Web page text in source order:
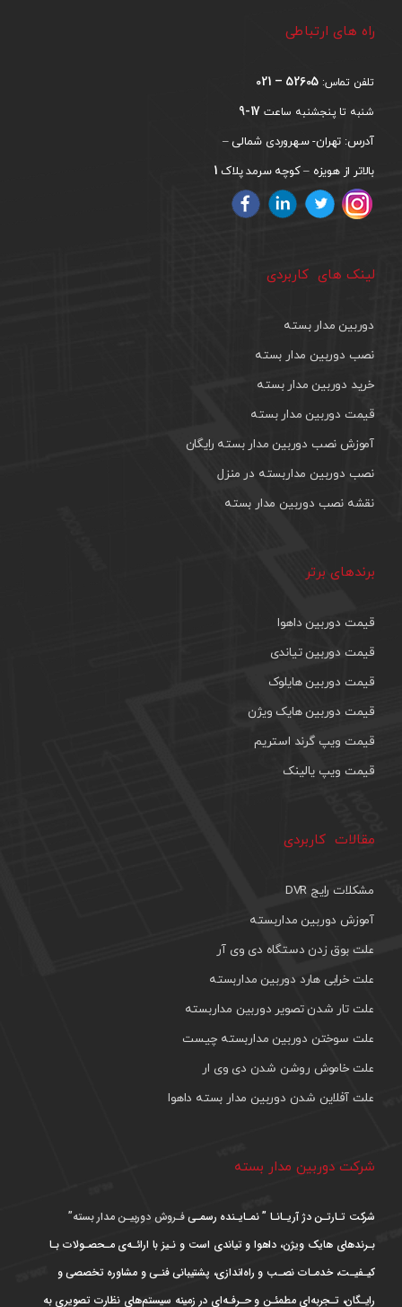
راه های ارتباطی
تلفن تماس: 52605 – 021
شنبه تا پنجشنبه ساعت 17-9
آدرس: تهران- سهروردی شمالی –
بالاتر از هویزه – کوچه سرمد پلاک 1
لینک های کاربردی
دوربین مدار بسته
نصب دوربین مدار بسته
خرید دوربین مدار بسته
قیمت دوربین مدار بسته
آموزش نصب دوربین مدار بسته رایگان
نصب دوربین مداربسته در منزل
نقشه نصب دوربین مدار بسته
برندهای برتر
قیمت دوربین داهوا
قیمت دوربین تیاندی
قیمت دوربین هایلوک
قیمت دوربین هایک ویژن
قیمت ویپ گرند استریم
قیمت ویپ یالینک
مقالات کاربردی
مشکلات رایج DVR
آموزش دوربین مداربسته
علت بوق زدن دستگاه دی وی آر
علت خرابی هارد دوربین مداربسته
علت تار شدن تصویر دوربین مداربسته
علت سوختن دوربین مداربسته چیست
علت خاموش روشن شدن دی وی ار
علت آفلاین شدن دوربین مدار بسته داهوا
شرکت دوربین مدار بسته
شرکت تـارتـن دژ آریـانـا ” نمـایـنده رسمـیفـروش دوربیـن مدار بسته”
بـرندهای هایک ویژن، داهوا و تیاندی است و نـیز با ارائـه‌ی مـحصـولات بـا
کیـفیـت، خدمـات نصـب و راه‌اندازی، پشتیبانی فنـی و مشاوره تخصصی و
رایـگان، تـجربه‌ای مطمئـن و حـرفـه‌ای در زمینه سیستم‌های نظارت تصویری به